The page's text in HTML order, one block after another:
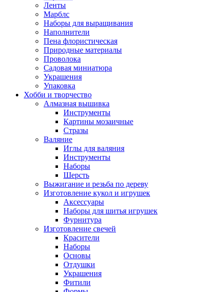
Ленты
Марблс
Наборы для выращивания
Наполнители
Пена флористическая
Природные материалы
Проволока
Садовая миниатюра
Украшения
Упаковка
Хобби и творчество
Алмазная вышивка
Инструменты
Картины мозаичные
Стразы
Валяние
Иглы для валяния
Инструменты
Наборы
Шерсть
Выжигание и резьба по дереву
Изготовление кукол и игрушек
Аксессуары
Наборы для шитья игрушек
Фурнитура
Изготовление свечей
Красители
Наборы
Основы
Отдушки
Украшения
Фитили